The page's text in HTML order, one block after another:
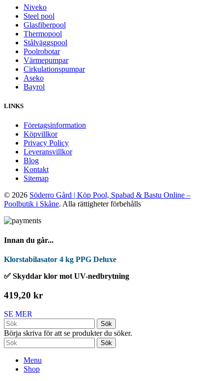
Niveko
Steel pool
Glasfiberpool
Thermopool
Stålväggspool
Poolrobotar
Värmepumpar
Cirkulationspumpar
Aseko
Bayrol
LINKS
Företagsinformation
Köpvillkor
Privacy Policy
Leveransvillkor
Blog
Kontakt
Sitemap
© 2026 Söderro Gård | Köp Pool, Spabad & Bastu Online –
Poolbutik i Skåne. Alla rättigheter förbehålls
Innan du går...
Klorstabilasator 4 kg PPG Deluxe
✅ Skyddar klor mot UV-nedbrytning
419,20 kr
SE MER
Sök
Börja skriva för att se produkter du söker.
Sök
Menu
Shop